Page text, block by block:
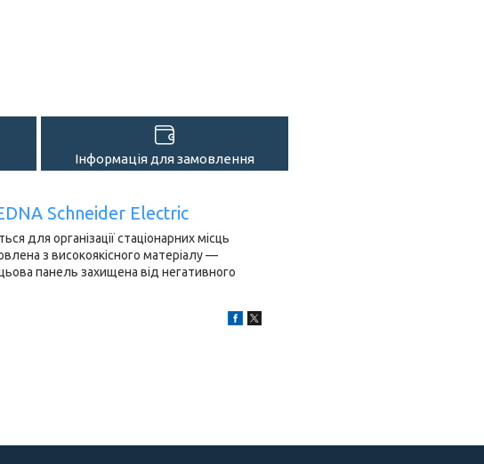
Інформація для замовлення
Schneider Electric
для організації стаціонарних місць
з високоякісного матеріалу —
панель захищена від негативного